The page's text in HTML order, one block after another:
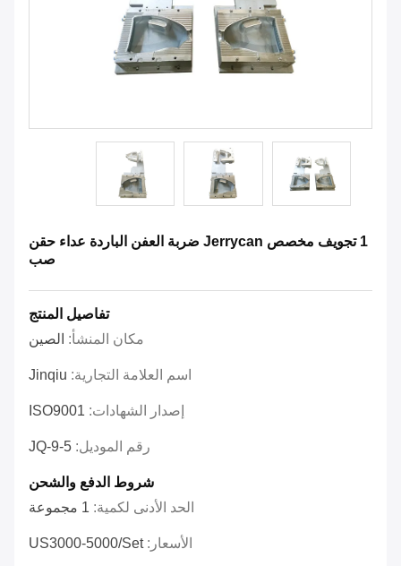
1 تجويف مخصص Jerrycan ضربة العفن الباردة عداء حقن
صب
تفاصيل المنتج
مكان المنشأ: الصين
اسم العلامة التجارية: Jinqiu
إصدار الشهادات: ISO9001
رقم الموديل: JQ-9-5
شروط الدفع والشحن
الحد الأدنى لكمية: 1 مجموعة
الأسعار:US3000-5000/set